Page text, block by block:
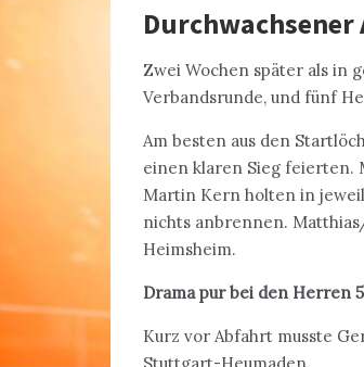
Zwei Wochen später als in
Verbandsrunde, und fünf
Am besten aus den
einen klaren Sieg feierten.
Martin Kern holten in
nichts anbrennen.
Heimsheim.
Drama pur bei den Herren
Kurz vor Abfahrt musste